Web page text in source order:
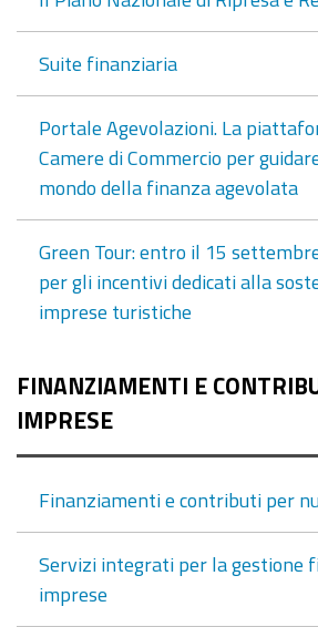
Suite finanziaria
Portale Agevolazioni. La
Camere di Commercio per
mondo della finanza agevolata
Green Tour: entro il 15
per gli incentivi dedicati alla
imprese turistiche
FINANZIAMENTI E
IMPRESE
Finanziamenti e contributi per
Servizi integrati per la gestione
imprese